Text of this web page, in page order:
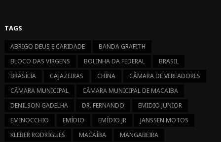
TAGS
ABRIGO DEUS E CARIDADE
BANDA GRAFITH
BLOCO DAS VIRGENS
BOLINHA DA FEDERAL
BRASIL
BRASÍLIA
CAJAZEIRAS CHINA
CÂMARA DE VEREADORES
CÂMARA MUNICIPAL
CÂMARA MUNICIPAL DE MACAIBA
DENILSON GADELHA
DR. FERNANDO
EMIDIO JUNIOR
EMINOCCHIO
EMÍDIO EMÍDIO JR
JANSSEN MOTOS
KLEBER RODRIGUES
MACAÍBA
MANGABEIRA